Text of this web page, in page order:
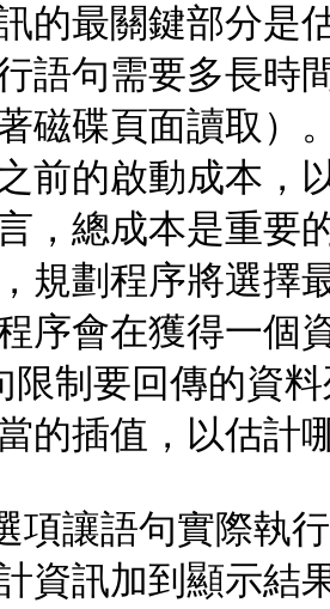
的最關鍵部分是
語句需要多長時
磁碟頁面讀取）
前的啟動成本，
，總成本是重
規劃程序將選擇
程序會在獲得一
制要回傳的資料
的插值，以估計
項讓語句實際執
資訊加到顯示結